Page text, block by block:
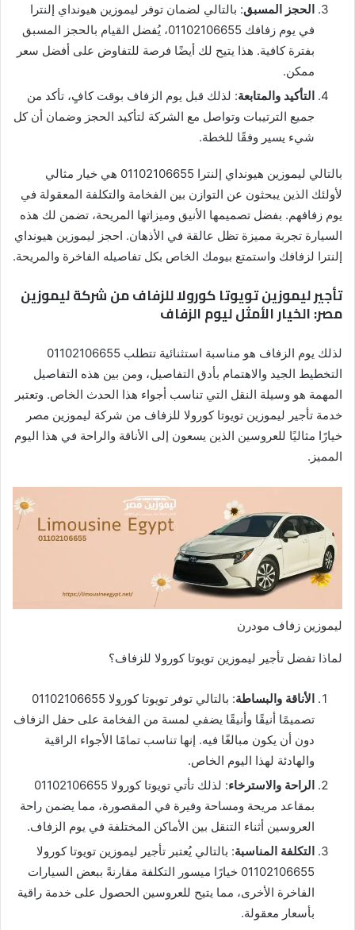
الحجز المسبق: بالتالي لضمان توفر ليموزين هيونداي إلنترا
في يوم زفافك 01102106655، يُفضل القيام بالحجز المسبق
بفترة كافية. هذا يتيح لك أيضًا فرصة للتفاوض على أفضل سعر
ممكن.
التأكيد والمتابعة: لذلك قبل يوم الزفاف بوقت كافٍ، تأكد من
جميع الترتيبات وتواصل مع الشركة لتأكيد الحجز وضمان أن كل
شيء يسير وفقًا للخطة.
بالتالي ليموزين هيونداي إلنترا 01102106655 هي خيار مثالي
لأولئك الذين يبحثون عن التوازن بين الفخامة والتكلفة المعقولة في
يوم زفافهم. بفضل تصميمها الأنيق وميزاتها المريحة، تضمن لك هذه
السيارة تجربة مميزة تظل عالقة في الأذهان. احجز ليموزين هيونداي
إلنترا لزفافك واستمتع بيومك الخاص بكل تفاصيله الفاخرة والمريحة.
تأجير ليموزين تويوتا كورولا للزفاف من شركة ليموزين
مصر: الخيار الأمثل ليوم الزفاف
لذلك يوم الزفاف هو مناسبة استثنائية تتطلب 01102106655
التخطيط الجيد والاهتمام بأدق التفاصيل، ومن بين هذه التفاصيل
المهمة هو وسيلة النقل التي تناسب أجواء هذا الحدث الخاص. وتعتبر
خدمة تأجير ليموزين تويوتا كورولا للزفاف من شركة ليموزين مصر
خيارًا مثاليًا للعروسين الذين يسعون إلى الأناقة والراحة في هذا اليوم
المميز.
ليموزين زفاف مودرن
لماذا تفضل تأجير ليموزين تويوتا كورولا للزفاف؟
الأناقة والبساطة
: بالتالي توفر تويوتا كورولا 01102106655
تصميمًا أنيقًا وأنيقًا يضفي لمسة من الفخامة على حفل الزفاف
دون أن يكون مبالغًا فيه. إنها تناسب تمامًا الأجواء الراقية
والهادئة لهذا اليوم الخاص.
الراحة والاسترخاء
: لذلك تأتي تويوتا كورولا 01102106655
بمقاعد مريحة ومساحة وفيرة في المقصورة، مما يضمن راحة
العروسين أثناء التنقل بين الأماكن المختلفة في يوم الزفاف.
التكلفة المناسبة: بالتالي يُعتبر تأجير ليموزين تويوتا كورولا
01102106655 خيارًا ميسور التكلفة مقارنةً ببعض السيارات
الفاخرة الأخرى، مما يتيح للعروسين الحصول على خدمة راقية
بأسعار معقولة.